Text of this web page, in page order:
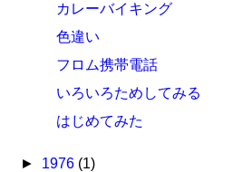
カレーバイキング
色違い
フロム携帯電話
いろいろためしてみる
はじめてみた
► 1976 (1)